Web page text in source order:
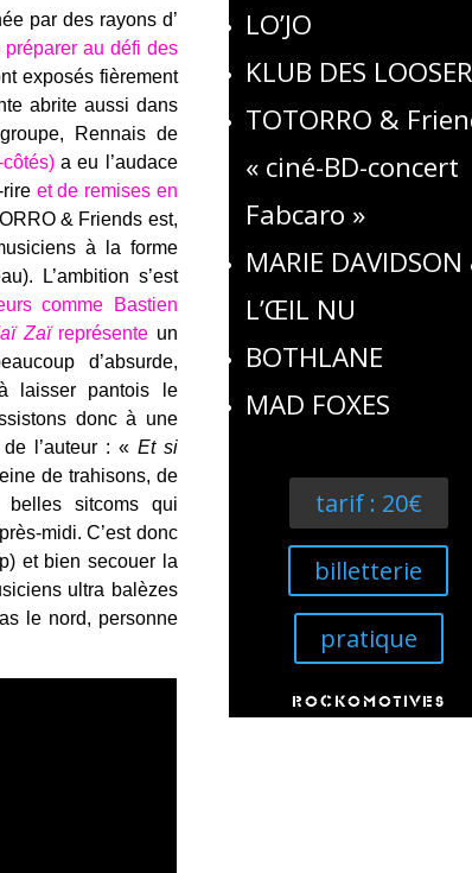
par des rayons d’
préparer au défi des
exposés fièrement
abrite aussi dans
Rennais de
a eu l’audace
et de remises en
& Friends est,
à la forme
L’ambition s’est
comme Bastien
Zaïreprésente un
d’absurde,
laisser pantois le
donc à une
l’auteur : « Etsi
de trahisons, de
sitcoms qui
midi. C’est donc
et bien secouer la
ultra balèzes
le nord, personne
LO’JO
KLUB DES
TOTORRO &
« ciné-BD-concert
Fabcaro »
MARIE
L’ŒIL NU
BOTHLANE
MAD FOXES
tarif : 20€
billetterie
pratique
ROCKOMOTIVES